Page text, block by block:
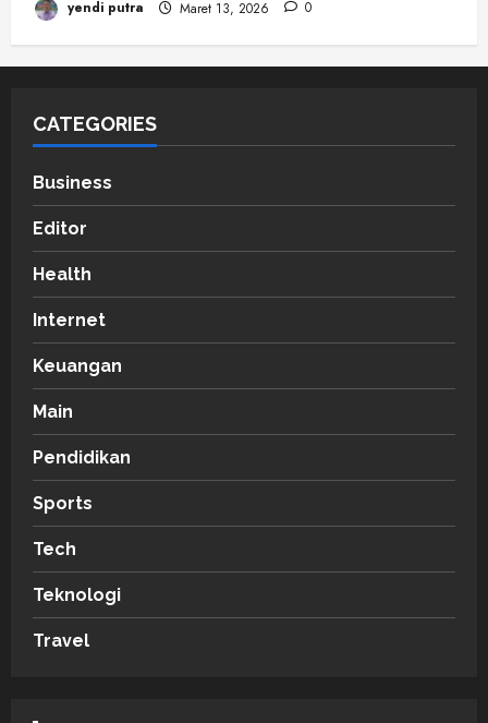
yendi putra Maret 13, 2026 0
CATEGORIES
Business
Editor
Health
Internet
Keuangan
Main
Pendidikan
Sports
Tech
Teknologi
Travel